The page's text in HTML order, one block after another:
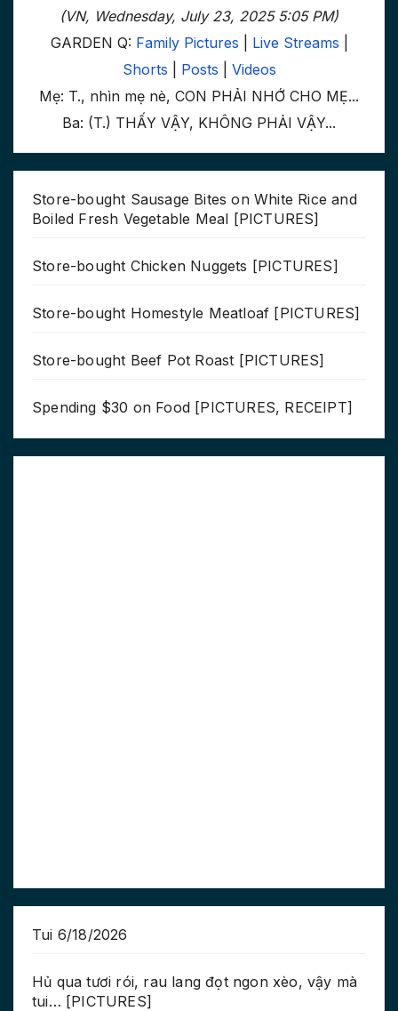
(VN, Wednesday, July 23, 2025 5:05 PM)
GARDEN Q: Family Pictures Live Streams
Shorts
Posts
Videos
Mẹ: T., nhìn mẹ nè, CON PHẢI NHỚ CHO MẸ...
Ba: (T.) THẤY VẬY, KHÔNG PHẢI VẬY...
Store-bought Sausage Bites on White Rice and
Boiled Fresh Vegetable Meal [PICTURES]
Store-bought Chicken Nuggets [PICTURES]
Store-bought Homestyle Meatloaf [PICTURES]
Store-bought Beef Pot Roast [PICTURES]
Spending $30 on Food [PICTURES, RECEIPT]
Tui 6/18/2026
Hủ qua tươi rói, rau lang đọt ngon xèo, vậy mà
tui… [PICTURES]